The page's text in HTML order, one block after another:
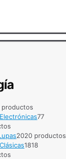
productos
77
2020 productos
1818